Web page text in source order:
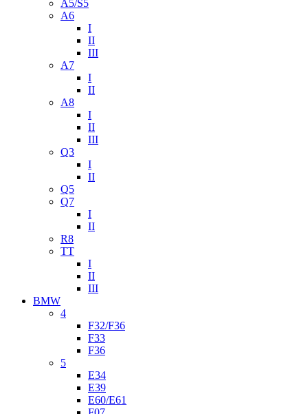
A5/S5
A6
I
II
III
A7
I
II
A8
I
II
III
Q3
I
II
Q5
Q7
I
II
R8
TT
I
II
III
BMW
4
F32/F36
F33
F36
5
E34
E39
E60/E61